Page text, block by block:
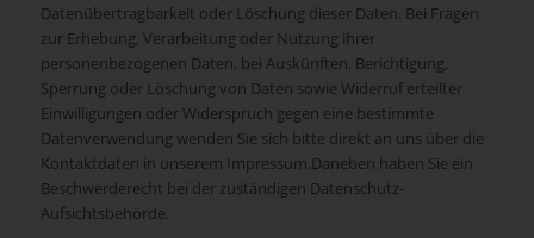
Datenübertragbarkeit oder Löschung dieser Daten. Bei Fragen
zur Erhebung, Verarbeitung oder Nutzung ihrer
personenbezogenen Daten, bei Auskünften, Berichtigung,
Sperrung oder Löschung von Daten sowie Widerruf erteilter
Einwilligungen oder Widerspruch gegen eine bestimmte
Datenverwendung wenden Sie sich bitte direkt an uns über die
Kontaktdaten in unserem Impressum.Daneben haben Sie ein
Beschwerderecht bei der zuständigen Datenschutz-
Aufsichtsbehörde.